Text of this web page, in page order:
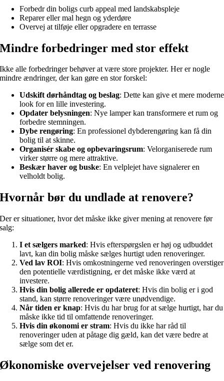
Forbedr din boligs curb appeal med landskabspleje
Reparer eller mal hegn og yderdøre
Overvej at tilføje eller opgradere en terrasse
Mindre forbedringer med stor effekt
Ikke alle forbedringer behøver at være store projekter. Her er nogle
mindre ændringer, der kan gøre en stor forskel:
Udskift dørhåndtag og beslag: Dette kan give et mere moderne
look for en lille investering.
Opdater belysningen: Nye lamper kan transformere et rum og
forbedre stemningen.
Dybe rengøring: En professionel dybderengøring kan få din
bolig til at skinne.
Organisér skabe og opbevaringsrum: Velorganiserede rum
virker større og mere attraktive.
Beskær haver og buske: En velplejet have signalerer en
velholdt bolig.
Hvornår bør du undlade at renovere?
Der er situationer, hvor det måske ikke giver mening at renovere før
salg:
I et sælgers marked: Hvis efterspørgslen er høj og udbuddet
lavt, kan din bolig måske sælges hurtigt uden renoveringer.
Ved lav ROI: Hvis omkostningerne ved renoveringen overstiger
den potentielle værdistigning, er det måske ikke værd at
investere.
Hvis din bolig allerede er opdateret: Hvis din bolig er i god
stand, kan større renoveringer være unødvendige.
Når tiden er knap: Hvis du har brug for at sælge hurtigt, har du
måske ikke tid til omfattende renoveringer.
Hvis din økonomi er stram: Hvis du ikke har råd til
renoveringer uden at påtage dig gæld, kan det være bedre at
sælge som det er.
Økonomiske overvejelser ved renovering